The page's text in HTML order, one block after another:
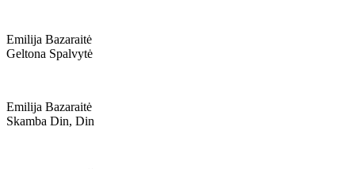
Emilija Bazaraitė
Geltona Spalvytė
Emilija Bazaraitė
Skamba Din, Din